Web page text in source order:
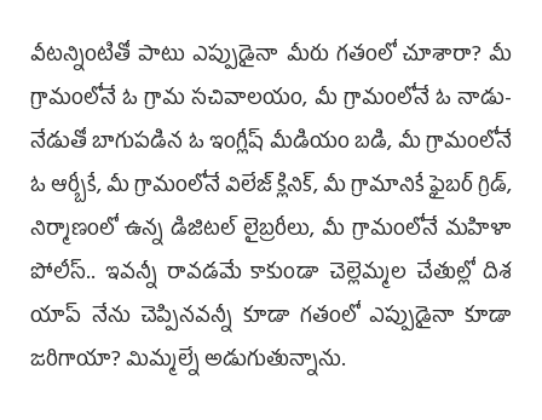
వీటన్నింటితో పాటు ఎప్పుడైనా మీరు గతంలో చూశారా? మీ
గ్రామంలోనే ఓ గ్రామ సచివాలయం, మీ గ్రామంలోనే ఓ నాడు-
నేడుతో బాగుపడిన ఓ ఇంగ్లీష్ మీడియం బడి, మీ గ్రామంలోనే
ఓ ఆర్బీకే, మీ గ్రామంలోనే విలేజ్ క్లినిక్, మీ గ్రామానికే ఫైబర్ గ్రిడ్,
నిర్మాణంలో ఉన్న డిజిటల్ లైబ్రరీలు, మీ గ్రామంలోనే మహిళా
పోలీస్.. ఇవన్నీ రావడమే కాకుండా చెల్లెమ్మల చేతుల్లో దిశ
యాప్ నేను చెప్పినవన్నీ కూడా గతంలో ఎప్పుడైనా కూడా
జరిగాయా? మిమ్మల్నే అడుగుతున్నాను.